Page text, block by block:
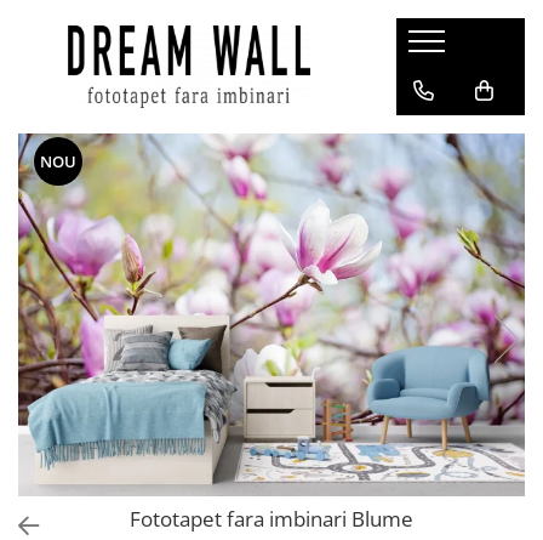
Fototapet fara imbinari
ExclusivArt
Abstract
Arhitectura
Fluid Art
Forme Geometrice
Fototapet 3D
Frescă
Frunze
Natura
Peisaj
NOU
Fototapet fara imbinari Blume